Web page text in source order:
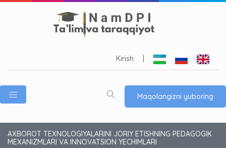
Kirish
Maqolangizni yuboring
AXBOROT TEXNOLOGIYALARINI JORIY ETISHNING PEDAGOGIK
MEXANIZMLARI VA INNOVATSION YECHIMLARI